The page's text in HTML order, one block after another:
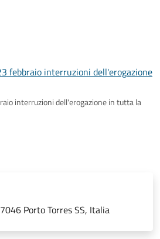
interruzioni dell'erogazione in tutta la
Porto Torres SS, Italia